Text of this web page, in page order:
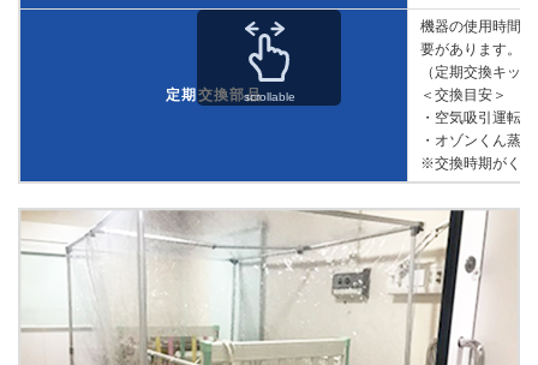
定期交換部品
機器の使用時間
要があります。
（定期交換キッ
＜交換目安＞
・空気吸引運転
・オゾンくん蒸
※交換時期がくる
scrollable